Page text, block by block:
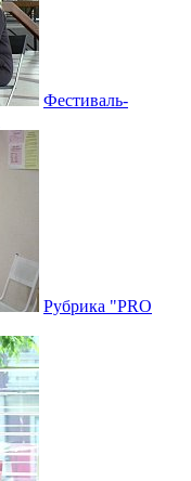
Фестиваль-
Рубрика "PRO